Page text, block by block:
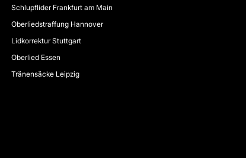
Schlupflider Frankfurt am Main
Oberliedstraffung Hannover
Lidkorrektur Stuttgart
Oberlied Essen
Tränensäcke Leipzig